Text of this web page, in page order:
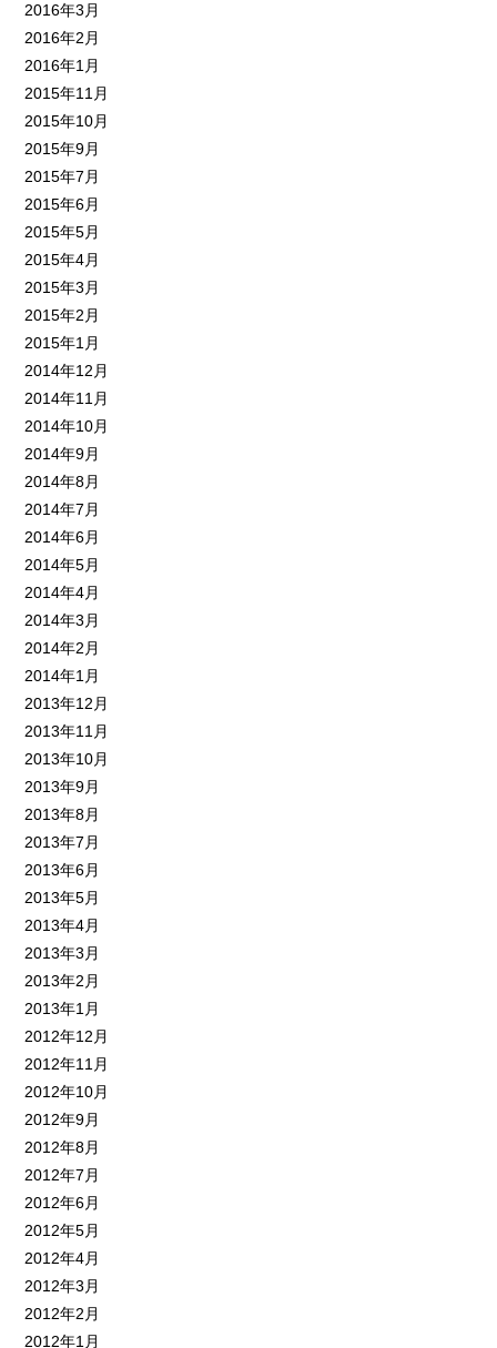
2016年3月
2016年2月
2016年1月
2015年11月
2015年10月
2015年9月
2015年7月
2015年6月
2015年5月
2015年4月
2015年3月
2015年2月
2015年1月
2014年12月
2014年11月
2014年10月
2014年9月
2014年8月
2014年7月
2014年6月
2014年5月
2014年4月
2014年3月
2014年2月
2014年1月
2013年12月
2013年11月
2013年10月
2013年9月
2013年8月
2013年7月
2013年6月
2013年5月
2013年4月
2013年3月
2013年2月
2013年1月
2012年12月
2012年11月
2012年10月
2012年9月
2012年8月
2012年7月
2012年6月
2012年5月
2012年4月
2012年3月
2012年2月
2012年1月